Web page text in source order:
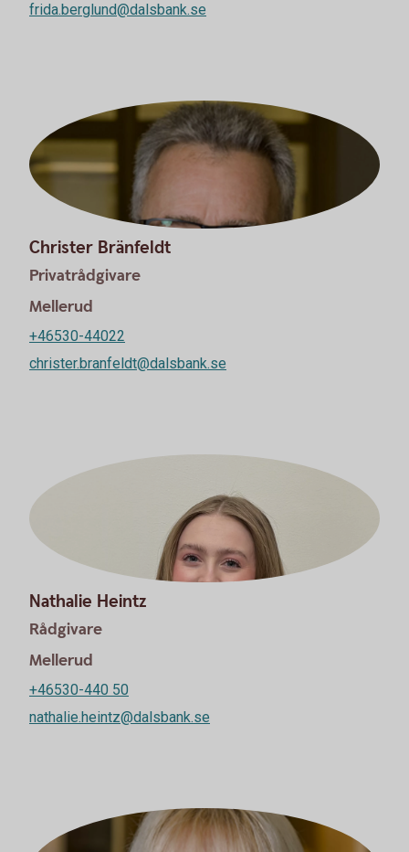
frida.berglund@dalsbank.se
Christer Bränfeldt
Privatrådgivare
Mellerud
+46530-44022
christer.branfeldt@dalsbank.se
Nathalie Heintz
Rådgivare
Mellerud
+46530-440 50
nathalie.heintz@dalsbank.se